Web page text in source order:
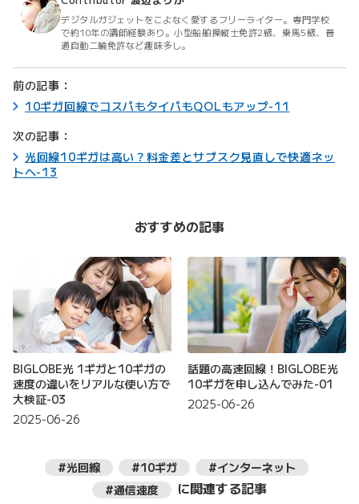
デジタルガジェットをこよなく愛するフリーライター。専門学校
で約10年の講師経験あり。小型船舶操縦士免許2級、乗馬5級、普
通自動二輪免許など趣味多し。
前の記事：
10ギガ回線でコスパもタイパもQOLもアップ-11
次の記事：
光回線10ギガは高い？料金差とサブスク見直しで快適ネッ
トへ-13
おすすめの記事
BIGLOBE光 1ギガと10ギガの
速度の違いをリアルな使い方で
大検証-03
2025-06-26
話題の高速回線！BIGLOBE光
10ギガを申し込んでみた-01
2025-06-26
#光回線 #10ギガ
#インターネット
#通信速度
に関連する記事